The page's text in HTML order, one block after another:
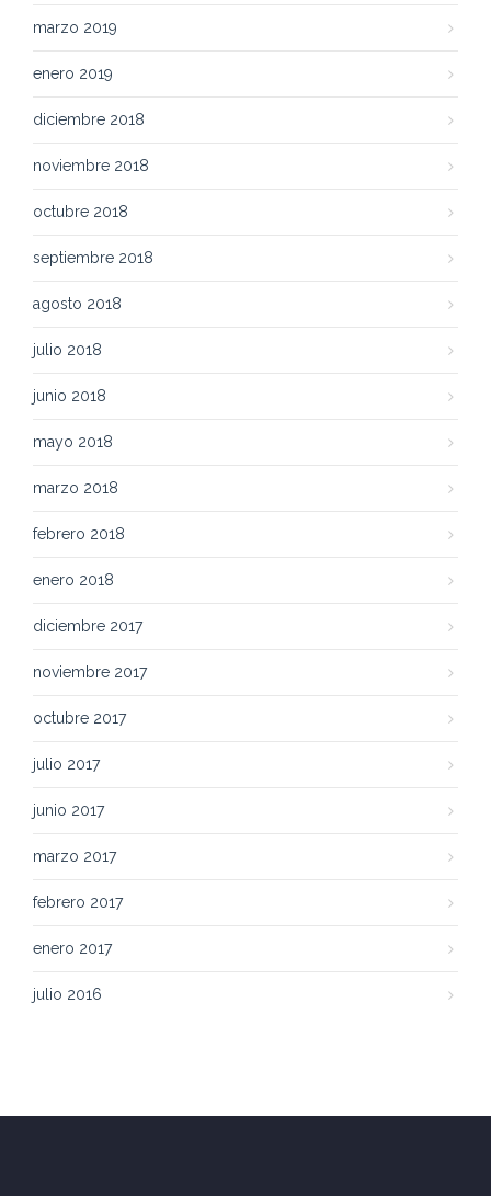
marzo 2019
enero 2019
diciembre 2018
noviembre 2018
octubre 2018
septiembre 2018
agosto 2018
julio 2018
junio 2018
mayo 2018
marzo 2018
febrero 2018
enero 2018
diciembre 2017
noviembre 2017
octubre 2017
julio 2017
junio 2017
marzo 2017
febrero 2017
enero 2017
julio 2016